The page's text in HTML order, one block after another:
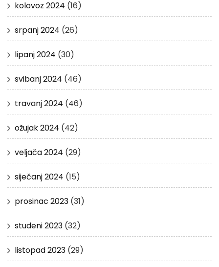
kolovoz 2024 (16)
srpanj 2024 (26)
lipanj 2024 (30)
svibanj 2024 (46)
travanj 2024 (46)
ožujak 2024 (42)
veljača 2024 (29)
siječanj 2024 (15)
prosinac 2023 (31)
studeni 2023 (32)
listopad 2023 (29)